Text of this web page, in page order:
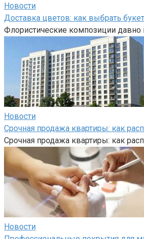
Новости
Доставка цветов: как выбрать
Флористические композиции давно
Новости
Срочная продажа квартиры: как
Срочная продажа квартиры: как
Новости